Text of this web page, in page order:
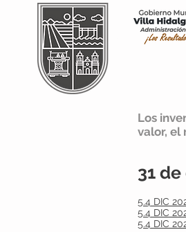
Los
valor, el
31
5.4 DIC
5.4 DIC
5.4 DIC